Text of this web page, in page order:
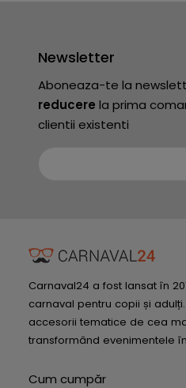
Newsletter
Aboneaza-te la
reducere la prima
clientii existenti
Carnaval24 a fost lansat în
carnaval pentru copii și
accesorii tematice de cea
transformând evenimentele
Cum cumpăr